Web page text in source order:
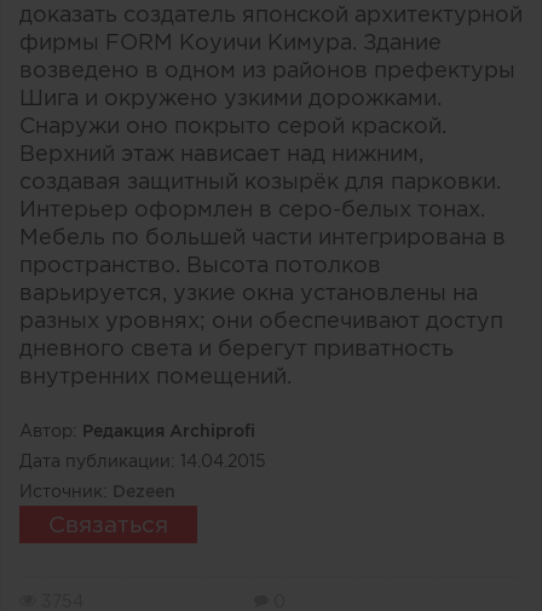
доказать создатель японской архитектурной
фирмы FORM Коуичи Кимура. Здание
возведено в одном из районов префектуры
Шига и окружено узкими дорожками.
Снаружи оно покрыто серой краской.
Верхний этаж нависает над нижним,
создавая защитный козырёк для парковки.
Интерьер оформлен в серо-белых тонах.
Мебель по большей части интегрирована в
пространство. Высота потолков
варьируется, узкие окна установлены на
разных уровнях; они обеспечивают доступ
дневного света и берегут приватность
внутренних помещений.
Автор: Редакция Archiprofi
Дата публикации: 14.04.2015
Источник: Dezeen
Связаться